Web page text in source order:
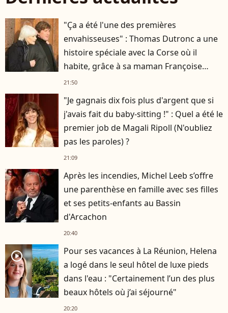
"Ça a été l'une des premières
envahisseuses" : Thomas Dutronc a une
histoire spéciale avec la Corse où il
habite, grâce à sa maman Françoise
Hardy
21:50
"Je gagnais dix fois plus d'argent que si
j'avais fait du baby-sitting !" : Quel a été le
premier job de Magali Ripoll (N'oubliez
pas les paroles) ?
21:09
Après les incendies, Michel Leeb s’offre
une parenthèse en famille avec ses filles
et ses petits-enfants au Bassin
d'Arcachon
20:40
player2
Pour ses vacances à La Réunion, Helena
a logé dans le seul hôtel de luxe pieds
dans l'eau : "Certainement l’un des plus
beaux hôtels où j’ai séjourné"
20:20